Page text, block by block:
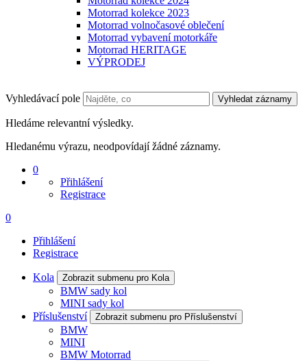
Motorrad kolekce 2023
Motorrad volnočasové oblečení
Motorrad vybavení motorkáře
Motorrad HERITAGE
VÝPRODEJ
Vyhledávací pole Vyhledat záznamy
Hledáme relevantní výsledky.
Hledanému výrazu, neodpovídají žádné záznamy.
0
Přihlášení
Registrace
0
Přihlášení
Registrace
Kola Zobrazit submenu pro Kola
BMW sady kol
MINI sady kol
Příslušenství
Zobrazit submenu pro Příslušenství
BMW
MINI
BMW Motorrad